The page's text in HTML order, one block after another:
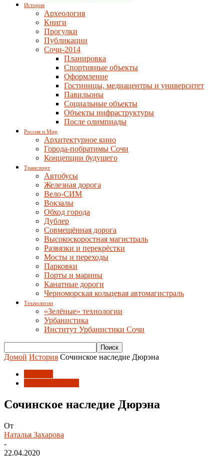
История
Археология
Книги
Прогулки
Публикации
Сочи-2014
Планировка
Спортивные объекты
Оформление
Гостиницы, медиацентры и университет
Павильоны
Социальные объекты
Объекты инфраструктуры
После олимпиады
Россия и Мир
Архитектурное кино
Города-побратимы Сочи
Концепции будущего
Транспорт
Автобусы
Железная дорога
Вело-СИМ
Вокзалы
Обход города
Дублер
Совмещённая дорога
Высокоскоростная магистраль
Развязки и перекрёстки
Мосты и переходы
Парковки
Порты и марины
Канатные дороги
Черноморская кольцевая автомагистраль
Технологии
«Зелёные» технологии
Урбанистика
Институт Урбанистики Сочи
Домой История Сочинское наследие Дюрэна
Сочинское наследие Дюрэна
От
Наталья Захарова
-
22.04.2020